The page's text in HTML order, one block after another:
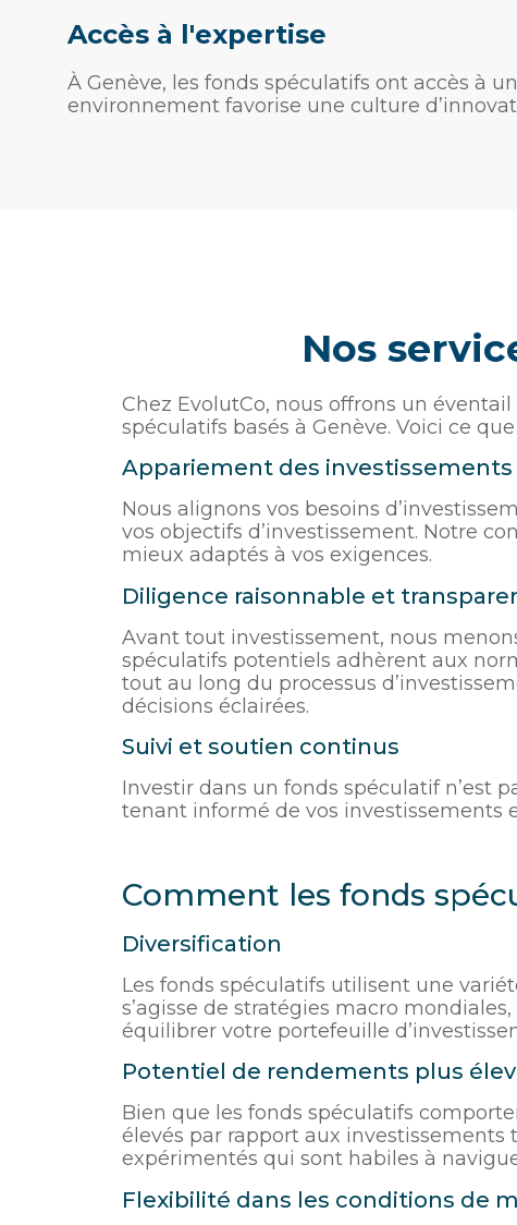
Accès à l'expertise
À Genève, les fonds spéculatifs ont accès à
environnement favorise une culture
Nos
Chez EvolutCo, nous offrons un
spéculatifs basés à Genève. Voici ce
Appariement des investissements
Nous alignons vos besoins
vos objectifs d’investissement. Notre
mieux adaptés à vos exigences.
Diligence raisonnable et
Avant tout investissement, nous
spéculatifs potentiels adhèrent aux
tout au long du processus
décisions éclairées.
Suivi et soutien continus
Investir dans un fonds spéculatif n’est
tenant informé de vos investissements
Comment les fonds
Diversification
Les fonds spéculatifs utilisent une
s’agisse de stratégies macro
équilibrer votre portefeuille
Potentiel de rendements plus
Bien que les fonds spéculatifs
élevés par rapport aux investissements
expérimentés qui sont habiles à
Flexibilité dans les conditions de